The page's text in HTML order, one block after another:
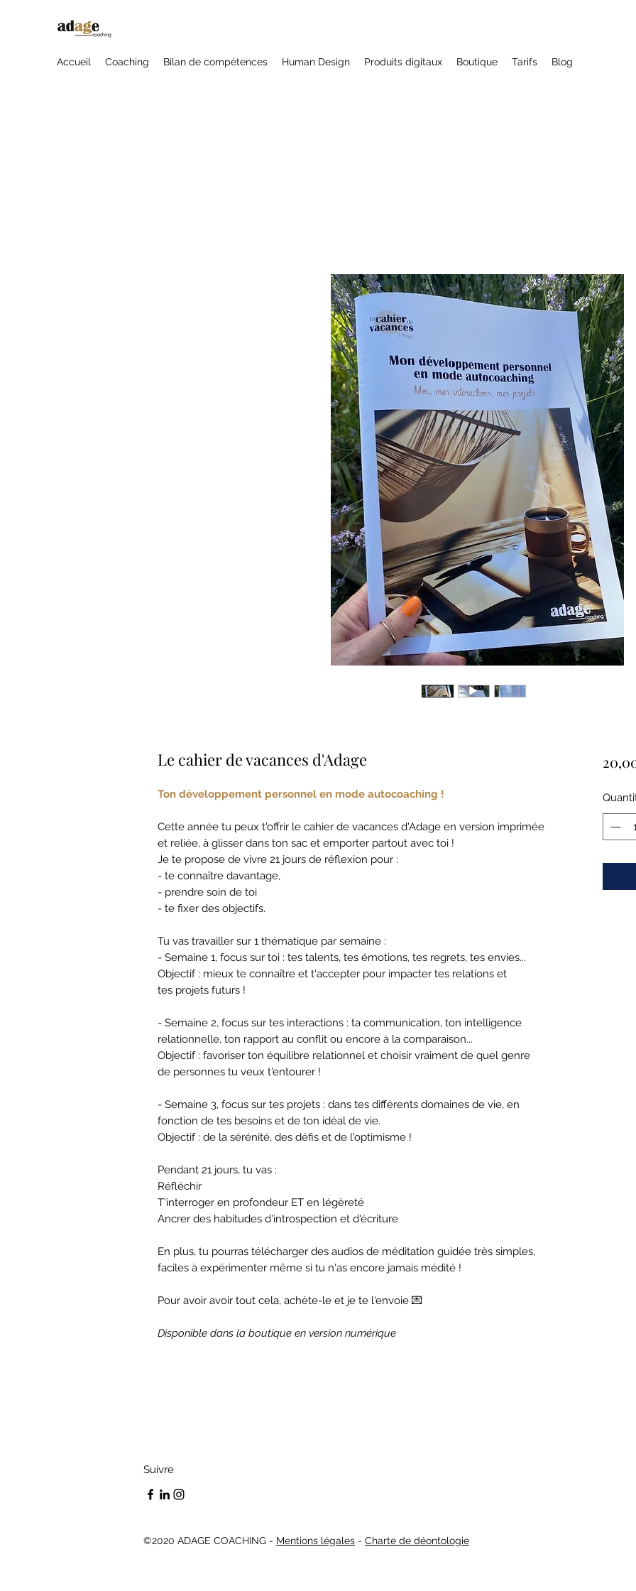
Accueil Coaching Bilan de compétences Human Design Produits digitaux Boutique Tarifs Blog
Le cahier de vacances d'Adage
Ton développement personnel en mode autocoaching !
Cette année tu peux t'offrir le cahier de vacances d'Adage en version imprimée
et reliée, à glisser dans ton sac et emporter partout avec toi !
Je te propose de vivre 21 jours de réflexion pour :
- te connaître davantage,
- prendre soin de toi
- te fixer des objectifs.
Tu vas travailler sur 1 thématique par semaine :
- Semaine 1, focus sur toi : tes talents, tes émotions, tes regrets, tes envies...
Objectif : mieux te connaître et t'accepter pour impacter tes relations et
tes projets futurs !
- Semaine 2, focus sur tes interactions : ta communication, ton intelligence
relationnelle, ton rapport au conflit ou encore à la comparaison...
Objectif : favoriser ton équilibre relationnel et choisir vraiment de quel genre
de personnes tu veux t'entourer !
- Semaine 3, focus sur tes projets : dans tes différents domaines de vie, en
fonction de tes besoins et de ton idéal de vie.
Objectif : de la sérénité, des défis et de l'optimisme !
Pendant 21 jours, tu vas :
Réfléchir
T'interroger en profondeur ET en légèreté
Ancrer des habitudes d'introspection et d'écriture
En plus, tu pourras télécharger des audios de méditation guidée très simples,
faciles à expérimenter même si tu n'as encore jamais médité !
Pour avoir avoir tout cela, achète-le et je te l'envoie 💌
Disponible dans la boutique en version numérique
Suivre
©2020 ADAGE COACHING - Mentions légales - Charte de déontologie